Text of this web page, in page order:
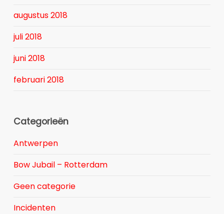
augustus 2018
juli 2018
juni 2018
februari 2018
Categorieën
Antwerpen
Bow Jubail – Rotterdam
Geen categorie
Incidenten